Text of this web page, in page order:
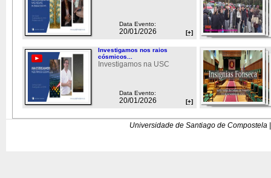
Data Evento:
20/01/2026 [+]
Investigamos nos raios
cósmicos...
Investigamos na USC
Data Evento:
20/01/2026 [+]
Universidade de Santiago de